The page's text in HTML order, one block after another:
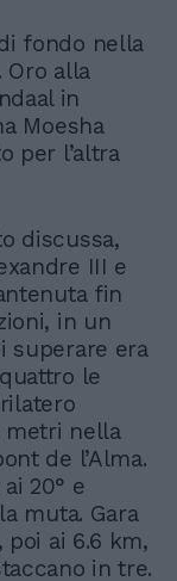
fondo nella
Oro alla
in
Moesha
per l’altra
discussa,
III e
fin
in un
superare era
le
metri nella
de l’Alma.
20° e
muta. Gara
poi ai 6.6 km,
in tre.